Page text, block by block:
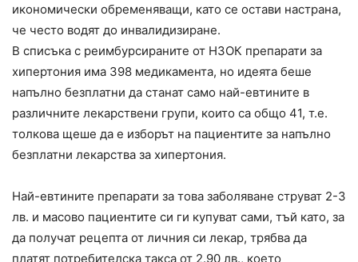
икономически обременяващи, като се остави настрана,
че често водят до инвалидизиране.
В списъка с реимбурсираните от НЗОК препарати за
хипертония има 398 медикамента, но идеята беше
напълно безплатни да станат само най-евтините в
различните лекарствени групи, които са общо 41, т.е.
толкова щеше да е изборът на пациентите за напълно
безплатни лекарства за хипертония.
Най-евтините препарати за това заболяване струват 2-3
лв. и масово пациентите си ги купуват сами, тъй като, за
да получат рецепта от личния си лекар, трябва да
платят потребителска такса от 2.90 лв., което